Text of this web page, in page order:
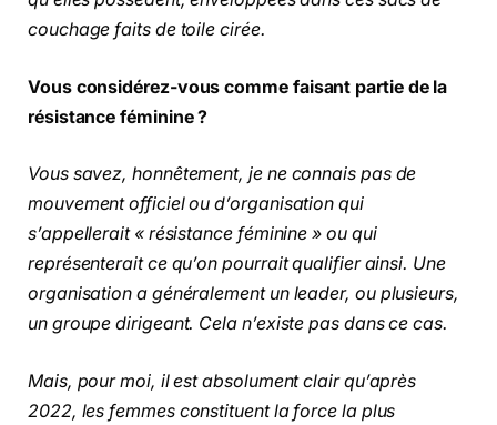
couchage faits de toile cirée.
Vous considérez-vous comme faisant partie de la
résistance féminine ?
Vous savez, honnêtement, je ne connais pas de
mouvement officiel ou d’organisation qui
s’appellerait « résistance féminine » ou qui
représenterait ce qu’on pourrait qualifier ainsi. Une
organisation a généralement un leader, ou plusieurs,
un groupe dirigeant. Cela n’existe pas dans ce cas.
Mais, pour moi, il est absolument clair qu’après
2022, les femmes constituent la force la plus